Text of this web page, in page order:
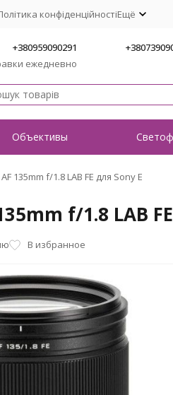
конфіденційностіЕщё
+380959090291
ежедневно
Объективы
135mm f/1.8 LAB FE для Sony E
f/1.8 LAB
В избранное